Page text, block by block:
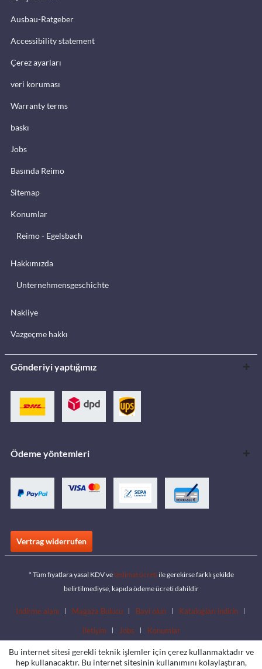
Ausbau-Ratgeber
Accessibility statement
Çerez ayarları
veri koruması
Warranty terms
baskı
Jobs
Basında Reimo
Sitemap
Konumlar
Reimo - Egelsbach
Hakkımızda
Unternehmensgeschichte
Nakliye
Vazgeçme hakkı
Gönderiyi yaptığımız
Ödeme yöntemleri
Vertrag widerrufen
* Tüm fiyatlara yasal KDV veteslimat ücreti ile gerekirse farklı şekilde
belirtilmediyse, kapıda ödeme ücreti dahildir
İndirme alanı Mağaza Bulucu Bayi olun Katalogları indirin
İletişim Jobs Konumlar
Bu internet sitesi gerekli teknik işlemler için çerez kullanmaktadır ve
hep kullanacaktır. Bu internet sitesinin kullanımını kolaylaştıran,